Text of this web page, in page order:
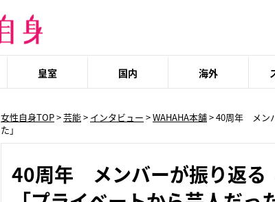
皇室 国内 海外
女性自身TOP>芸能> インタビュー >WAHAHA本舗> 40周年 メン
た」
40周年 メンバーが振り返る